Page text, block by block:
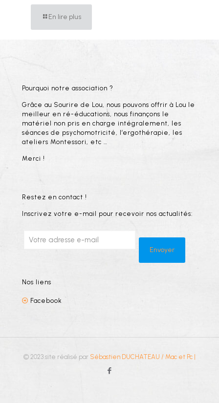
En lire plus
Pourquoi notre association ?
Grâce au Sourire de Lou, nous pouvons offrir à Lou le
meilleur en ré-éducations, nous finançons le
matériel non pris en charge intégralement, les
séances de psychomotricité, l’ergothérapie, les
ateliers Montessori, etc …
Merci !
Restez en contact !
Inscrivez votre e-mail pour recevoir nos actualités:
Nos liens
Facebook
© 2023 site réalisé par Sébastien DUCHATEAU / Mac et Pc